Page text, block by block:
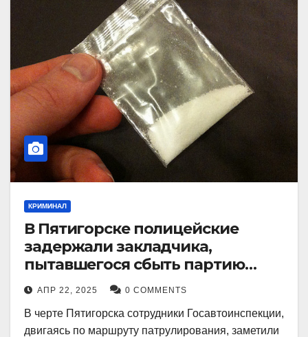
КРИМИНАЛ
В Пятигорске полицейские
задержали закладчика,
пытавшегося сбыть партию
синтетического наркотика
АПР 22, 2025 0 COMMENTS
В черте Пятигорска сотрудники Госавтоинспекции,
двигаясь по маршруту патрулирования, заметили